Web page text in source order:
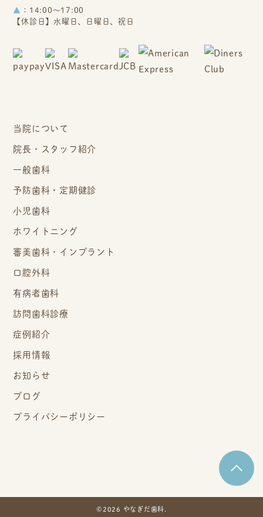
▲ ：14:00～17:00
【休診日】水曜日、日曜日、祝日
当院について
院長・スタッフ紹介
一般歯科
予防歯科・定期健診
小児歯科
ホワイトニング
審美歯科・インプラント
口腔外科
有病者歯科
訪問歯科診療
症例紹介
採用情報
お知らせ
ブログ
プライバシーポリシー
©2026 やなぎだ歯科.